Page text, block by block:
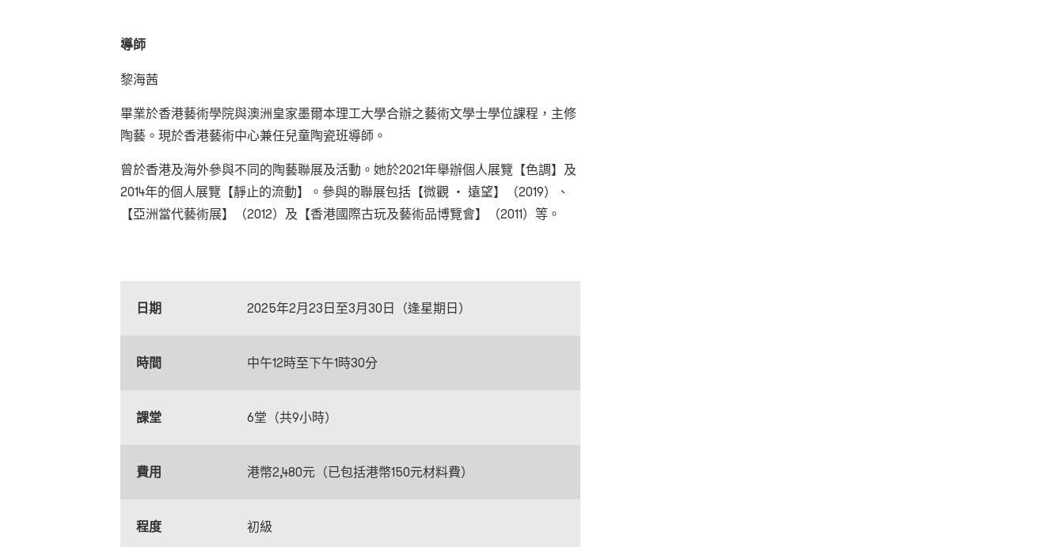
導師
黎海茜
畢業於香港藝術學院與澳洲皇家墨爾本理工大學合辦之藝術文學士學位課程，主修
陶藝。現於香港藝術中心兼任兒童陶瓷班導師。
曾於香港及海外參與不同的陶藝聯展及活動。她於2021年舉辦個人展覽【色調】及
2014年的個人展覽【靜止的流動】。參與的聯展包括【微觀 ‧ 遠望】（2019）、
【亞洲當代藝術展】（2012）及【香港國際古玩及藝術品博覽會】（2011）等。
日期 2025年2月23日至3月30日（逢星期日）
時間 中午12時至下午1時30分
課堂 6堂（共9小時）
費用 港幣2,480元（已包括港幣150元材料費）
程度 初級